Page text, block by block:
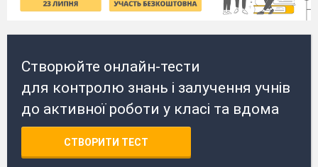
Створюйте онлайн-тести
для контролю знань і залучення учнів
до активної роботи у класі та вдома
СТВОРИТИ ТЕСТ